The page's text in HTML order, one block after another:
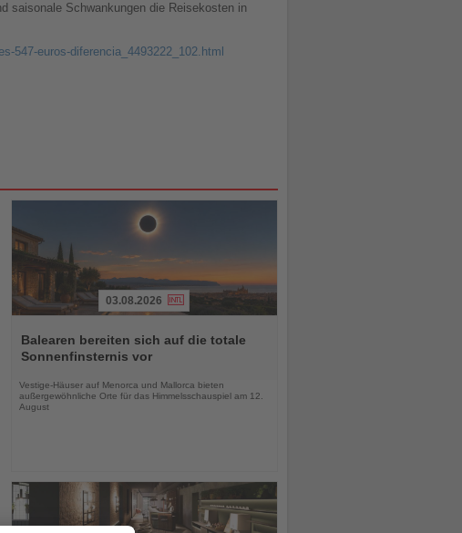
saisonale Schwankungen die Reisekosten in
547-euros-diferencia_4493222_102.html
Sie
die
03.08.2026
Balearen bereiten sich auf die totale
Sonnenfinsternis vor
Vestige-Häuser auf Menorca und Mallorca bieten
außergewöhnliche Orte für das Himmelsschauspiel am 12.
August